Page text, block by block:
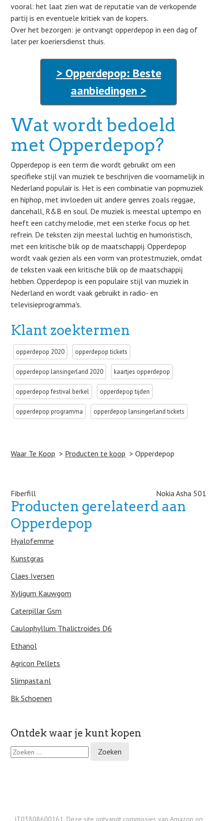
vooral: het laat zien wat de reputatie van de verkopende
partij is en eventuele kritiek van de kopers.
Over het bezorgen: je ontvangt opperdepop in een dag of
later per koeriersdienst thuis.
> Opperdepop: Beste
aanbiedingen >
Wat wordt bedoeld
met Opperdepop?
Opperdepop is een term die wordt gebruikt om een
specifieke stijl van muziek te beschrijven die voornamelijk in
Nederland populair is. Het is een combinatie van popmuziek
en hiphop, met invloeden uit andere genres zoals reggae,
dancehall, R&B en soul. De muziek is meestal uptempo en
heeft een catchy melodie, met een sterke focus op het
refrein. De teksten zijn meestal luchtig en humoristisch,
met een kritische blik op de maatschappij. Opperdepop
wordt vaak gezien als een vorm van protestmuziek, omdat
de teksten vaak een kritische blik op de maatschappij
hebben. Opperdepop is een populaire stijl van muziek in
Nederland en wordt vaak gebruikt in radio- en
televisieprogramma's.
Klant zoektermen
opperdepop 2020 opperdepop tickets
opperdepop lansingerland 2020 kaartjes opperdepop
opperdepop festival berkel opperdepop tijden
opperdepop programma opperdepop lansingerland tickets
Waar Te Koop Producten te koop Opperdepop
Post navigation
Fiberfill Nokia Asha 501
Producten gerelateerd aan
Opperdepop
Hyalofemme
Kunstgras
Claes Iversen
Xyligum Kauwgom
Caterpillar Gsm
Caulophyllum Thalictroides D6
Ethanol
Agricon Pellets
Slimpasta.nl
Bk Schoenen
Ontdek waar je kunt kopen
Z
o
IT03808600161. Deze site ontvangt commissies van Amazon op